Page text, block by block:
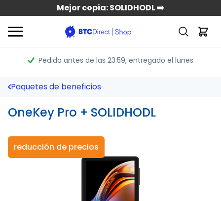
Mejor copia: SOLIDHODL ➡️
Pedido antes de las 23:59, entregado el lunes
Paquetes de beneficios
OneKey Pro + SOLIDHODL
reducción de precios